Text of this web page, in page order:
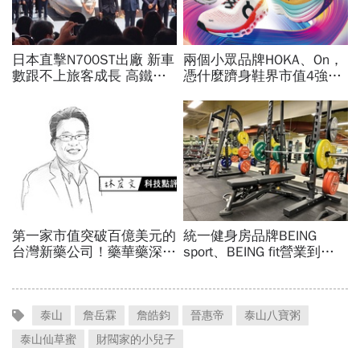
泰山 詹岳霖 詹皓鈞 晉惠帝
泰山八寶粥
泰山仙草蜜
財閥家的小兒子